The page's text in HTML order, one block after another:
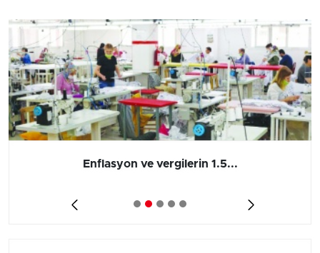
Enflasyon ve vergilerin 1.5...